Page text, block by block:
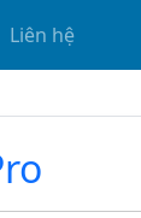
Liên hệ